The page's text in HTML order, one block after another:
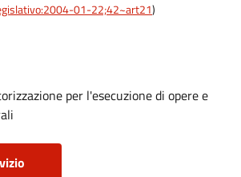
01-22;42~art21)
per l'esecuzione di opere e